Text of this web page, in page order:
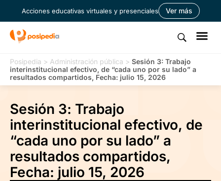
Acciones educativas virtuales y presenciales Ver más
Posipedia > Administración pública > Sesión 3: Trabajo
interinstitucional efectivo, de “cada uno por su lado” a
resultados compartidos, Fecha: julio 15, 2026
Sesión 3: Trabajo
interinstitucional efectivo, de
“cada uno por su lado” a
resultados compartidos,
Fecha: julio 15, 2026